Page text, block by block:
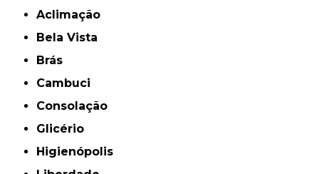
Aclimação
Bela Vista
Brás
Cambuci
Consolação
Glicério
Higienópolis